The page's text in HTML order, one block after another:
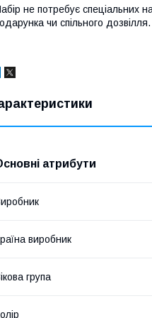
не потребує спеціальних
чи спільного дозвілля.
атрибути
виробник
група